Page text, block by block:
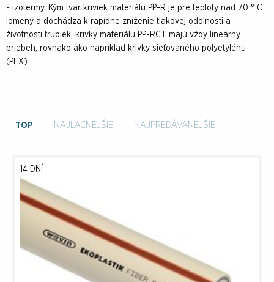
- izotermy. Kým tvar kriviek materiálu PP-R je pre teploty nad 70 ° C
lomený a dochádza k rapídne zníženie tlakovej odolnosti a
životnosti trubiek, krivky materiálu PP-RCT majú vždy lineárny
priebeh, rovnako ako napríklad krivky sieťovaného polyetylénu
(PEX).
TOP NAJLACNEJŠIE NAJPREDÁVANEJŠIE
14 DNÍ